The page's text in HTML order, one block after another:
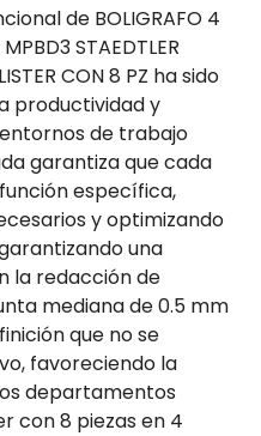
de BOLIGRAFO 4
STAEDTLER
CON 8 PZ ha sido
productividad y
de trabajo
garantiza que cada
específica,
y optimizando
una
la redacción de
mediana de 0.5 mm
que no se
favoreciendo la
departamentos
con 8 piezas en 4